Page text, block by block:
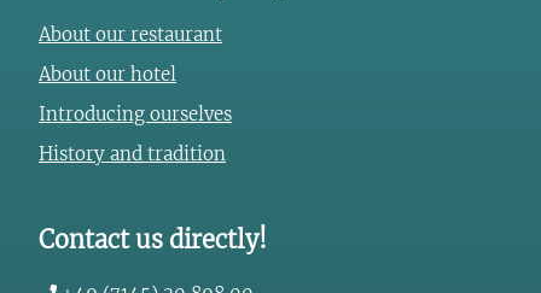
About our restaurant
About our hotel
Introducing ourselves
History and tradition
Contact us directly!